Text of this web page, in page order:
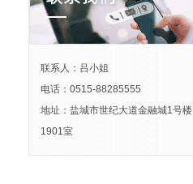
联系人：吕小姐
电话：0515-88285555
地址：盐城市世纪大道金融城1号楼
1901室